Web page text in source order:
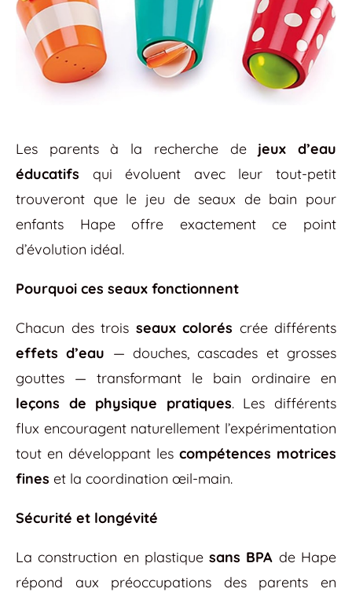
Les parents à la recherche de jeux d’eau
éducatifs qui évoluent avec leur tout-petit
trouveront que le jeu de seaux de bain pour
enfants Hape offre exactement ce point
d’évolution idéal.
Pourquoi ces seaux fonctionnent
Chacun des trois seaux colorés crée différents
effets d’eau — douches, cascades et grosses
gouttes — transformant le bain ordinaire en
leçons de physique pratiques. Les différents
flux encouragent naturellement l’expérimentation
tout en développant les compétences motrices
fines et la coordination œil-main.
Sécurité et longévité
La construction en plastiquesans BPA de Hape
répond aux préoccupations des parents en